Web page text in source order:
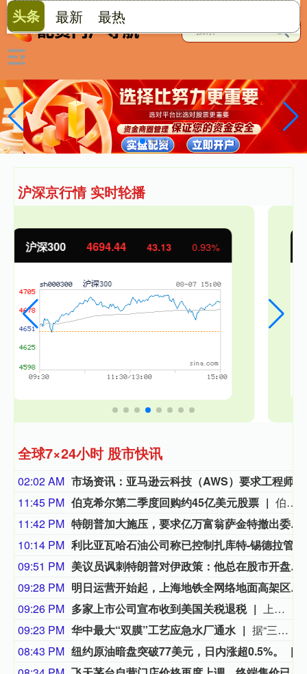
沪深京行情 实时轮播
北证50 1134.24 11.37
全球7×24小时 股市快讯
02:02 AM
11:45 PM 伯克希尔第二季度回购约45亿美元股票
伯克希尔第二季度斥资约45亿美元回购自身股票，并在期内买入近200亿美元股票，显示首席执行官阿贝尔正将公司庞大的现金储备更多投入市场。 伯克希尔第一季度开始回购股票，为一年多来的首次。阿贝尔今年早些时候表示，公司重新启动回购，是因为管理层认为股票的“内在价值”高于其市场价格。 CFRA Research分析师Cathy Seifert表示：“投资者会受到回购举措的鼓舞。这也是Greg接掌公司并彰显其主导地位的一种方式。” 此次股票回购为股东带来了自2021年以来规模最大的季度资本回报。伯克希尔第二季度现金储备降至3655亿美元，低于前一季度的约3970亿美元。
11:42 PM
特朗普加大施压，要求亿万富翁萨金特撤出委内瑞拉
10:14 PM
09:51 PM
美议员讽刺特朗普对伊政策：他总在股市开盘前说不打了
09:28 PM
明日运营开始起，上海地铁全网络地面高架区段限速运行
09:26 PM 多家上市公司宣布收到美国关税退税
上市公司公告显示，自7月以来，多家公司宣布已经收到美国关税退税。根据美国最高法院今年2月裁定，《国际紧急经济权力法》不授权总统征收大规模关税。美国国际贸易法院随后下令海关办理相关退款。海关与边境保护局4月20日启动第一阶段退款工作，首批退款于5月11日前后发放。美国海关与边境保护局官员本月4日披露的信息显示，截至7月底，该部门已处理完毕约1000亿美元关税的退款流程并把相关信息提供给财政部用于付款。（中新社）
09:23 PM 华中最大“双膜”工艺应急水厂通水
据“三峡小微”公众号消息，8月8日，由三峡集团所属长江环保集团、武汉市水务集团等共同投资建设的华中地区规模最大的“双膜”工艺应急水厂——武汉梁子湖应急水厂并网通水，标志着武汉市江南区域正式构建起“一江一湖”双水源互为备援、灵活调度的供水新格局，为片区660万市民用水安全提供坚实保障。
08:43 PM 纽约原油暗盘突破77美元，日内涨超0.5%。
头条 最新 最热